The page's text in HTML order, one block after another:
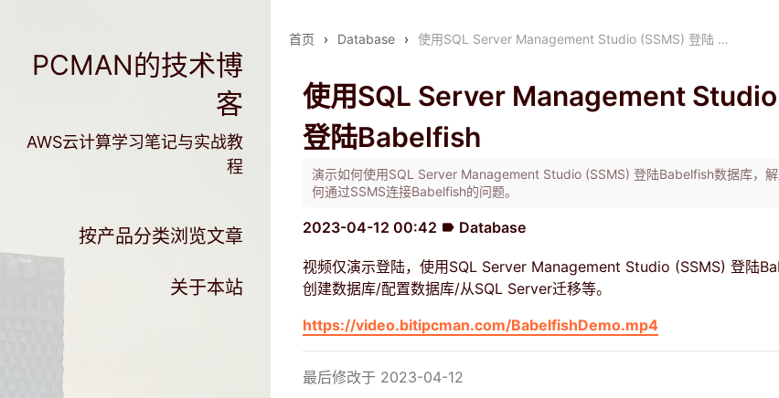
首页 › Database › 使用SQL Server Management Studio (SSMS) 登陆 …
使用SQL Server Management
登陆Babelfish
演示如何使用SQL Server Management Studio (SSMS) 登陆Babelfish数据库，
何通过SSMS连接Babelfish的问题。
2023-04-12 00:42 label Database
视频仅演示登陆，使用SQL Server Management Studio (SSMS) 登陆
创建数据库/配置数据库/从SQL Server迁移等。
https://video.bitipcman.com/BabelfishDemo.mp4
最后修改于 2023-04-12
PCMAN的技术博
客
AWS云计算学习笔记与实战教
程
按产品分类浏览文章
关于本站